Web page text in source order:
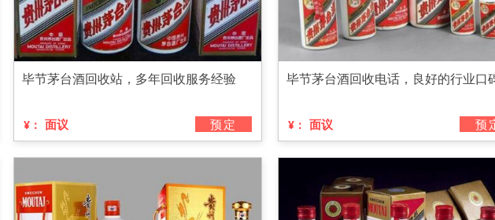
毕节茅台酒回收站，多年回收服务经验
¥： 面议 预定
毕节茅台酒回收电话，良好的行业口
¥： 面议 预